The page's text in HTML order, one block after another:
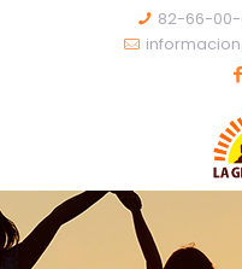
82-66-